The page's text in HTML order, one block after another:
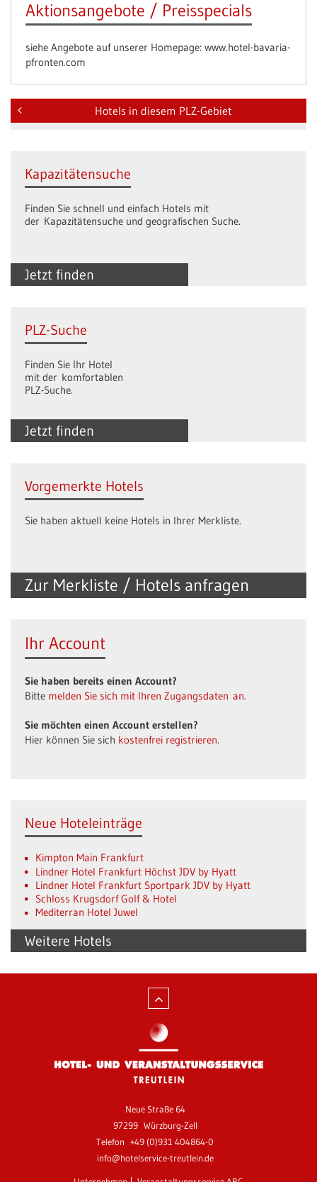
Aktionsangebote / Preisspecials
siehe Angebote auf unserer Homepage: www.hotel-bavaria-
pfronten.com
Hotels in diesem PLZ-Gebiet
Jetzt finden
Kapazitätensuche
Finden Sie schnell und einfach Hotels mit
der Kapazitätensuche und geografischen Suche.
Jetzt finden
PLZ-Suche
Finden Sie Ihr Hotel
mit der komfortablen
PLZ-Suche.
Zur Merkliste / Hotels anfragen
Vorgemerkte Hotels
Sie haben aktuell keine Hotels in Ihrer Merkliste.
Ihr Account
Sie haben bereits einen Account?
Bitte melden Sie sich mit Ihren Zugangsdaten an.
Sie möchten einen Account erstellen?
Hier können Sie sich kostenfrei registrieren.
Weitere Hotels
Neue Hoteleinträge
Kimpton Main Frankfurt
Lindner Hotel Frankfurt Höchst JDV by Hyatt
Lindner Hotel Frankfurt Sportpark JDV by Hyatt
Schloss Krugsdorf Golf & Hotel
Mediterran Hotel Juwel
Neue Straße 64
97299 Würzburg-Zell
Telefon +49 (0)931 404864-0
info@hotelservice-treutlein.de